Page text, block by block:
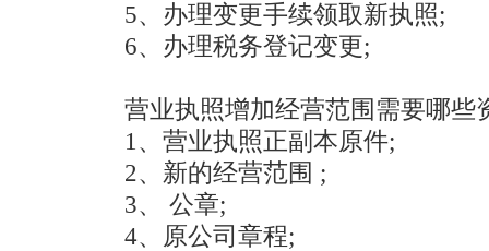
5、办理变更手续领取新执
6、办理税务登记变更;
营业执照增加经营范围需要
1、营业执照正副本原件;
2、新的经营范围 ;
3、 公章;
4、原公司章程;